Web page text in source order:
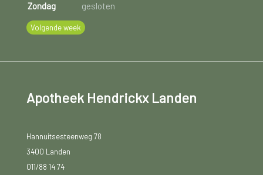
Zondag
gesloten
Volgende week
Apotheek Hendrickx Landen
Hannuitsesteenweg 78
3400 Landen
011/88 14 74